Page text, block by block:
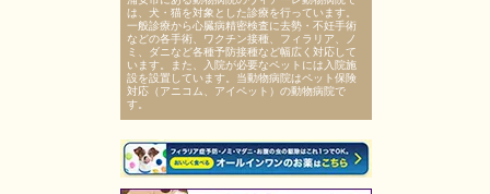
は、犬・猫を対象とした診療を行っています。
一般診療から心臓病精密検査に去勢・不妊手術
などの各手術、ワクチン接種、フィラリア、ノ
ミ、ダニなど各種予防接種など幅広く対応して
います。また、入院が必要なペットには入院施
設を設置しています。当動物病院はペット保険
対応（アニコム、アイペット）の動物病院で
す。